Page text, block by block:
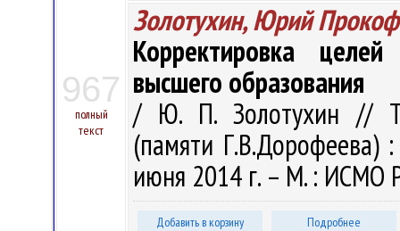
967
полный
текст
Золотухин, Юрий
Корректировка
высшего образования
/ Ю. П. Золотухин //
(памяти Г.В.Дорофеева)
июня 2014 г. – М. : ИСМО
Добавить в корзину Подробнее